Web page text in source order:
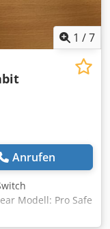
1 /7
Anrufen
Modell: Pro Safe
A 24-port Gigabit